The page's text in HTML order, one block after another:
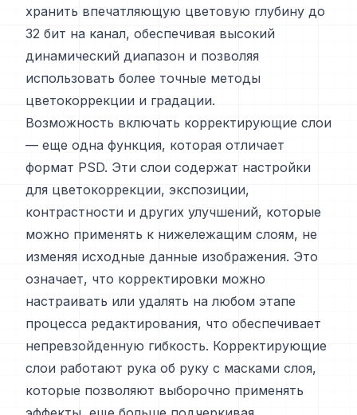
хранить впечатляющую цветовую глубину до
32 бит на канал, обеспечивая высокий
динамический диапазон и позволяя
использовать более точные методы
цветокоррекции и градации.
Возможность включать корректирующие слои
— еще одна функция, которая отличает
формат PSD. Эти слои содержат настройки
для цветокоррекции, экспозиции,
контрастности и других улучшений, которые
можно применять к нижележащим слоям, не
изменяя исходные данные изображения. Это
означает, что корректировки можно
настраивать или удалять на любом этапе
процесса редактирования, что обеспечивает
непревзойденную гибкость. Корректирующие
слои работают рука об руку с масками слоя,
которые позволяют выборочно применять